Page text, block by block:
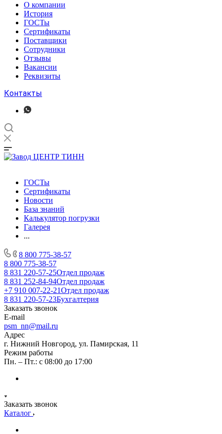
О компании
История
ГОСТы
Сертификаты
Поставщики
Сотрудники
Отзывы
Вакансии
Реквизиты
Контакты
ГОСТы
Сертификаты
Новости
База знаний
Калькулятор погрузки
Галерея
...
8 800 775-38-57
8 800 775-38-57
8 831 220-57-25Отдел продаж
8 831 252-84-94Отдел продаж
+7 910 007-22-21Отдел продаж
8 831 220-57-23Бухгалтерия
Заказать звонок
E-mail
psm_nn@mail.ru
Адрес
г. Нижний Новгород, ул. Памирская, 11
Режим работы
Пн. – Пт.: с 08:00 до 17:00
Заказать звонок
Каталог